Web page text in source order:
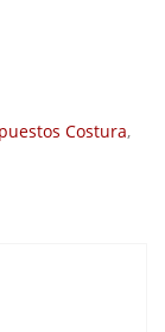
Costura,